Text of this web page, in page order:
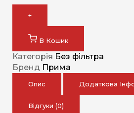
+
В Кошик
Категорія Без фільтра
Бренд Прима
Опис Додаткова
Відгуки (0)